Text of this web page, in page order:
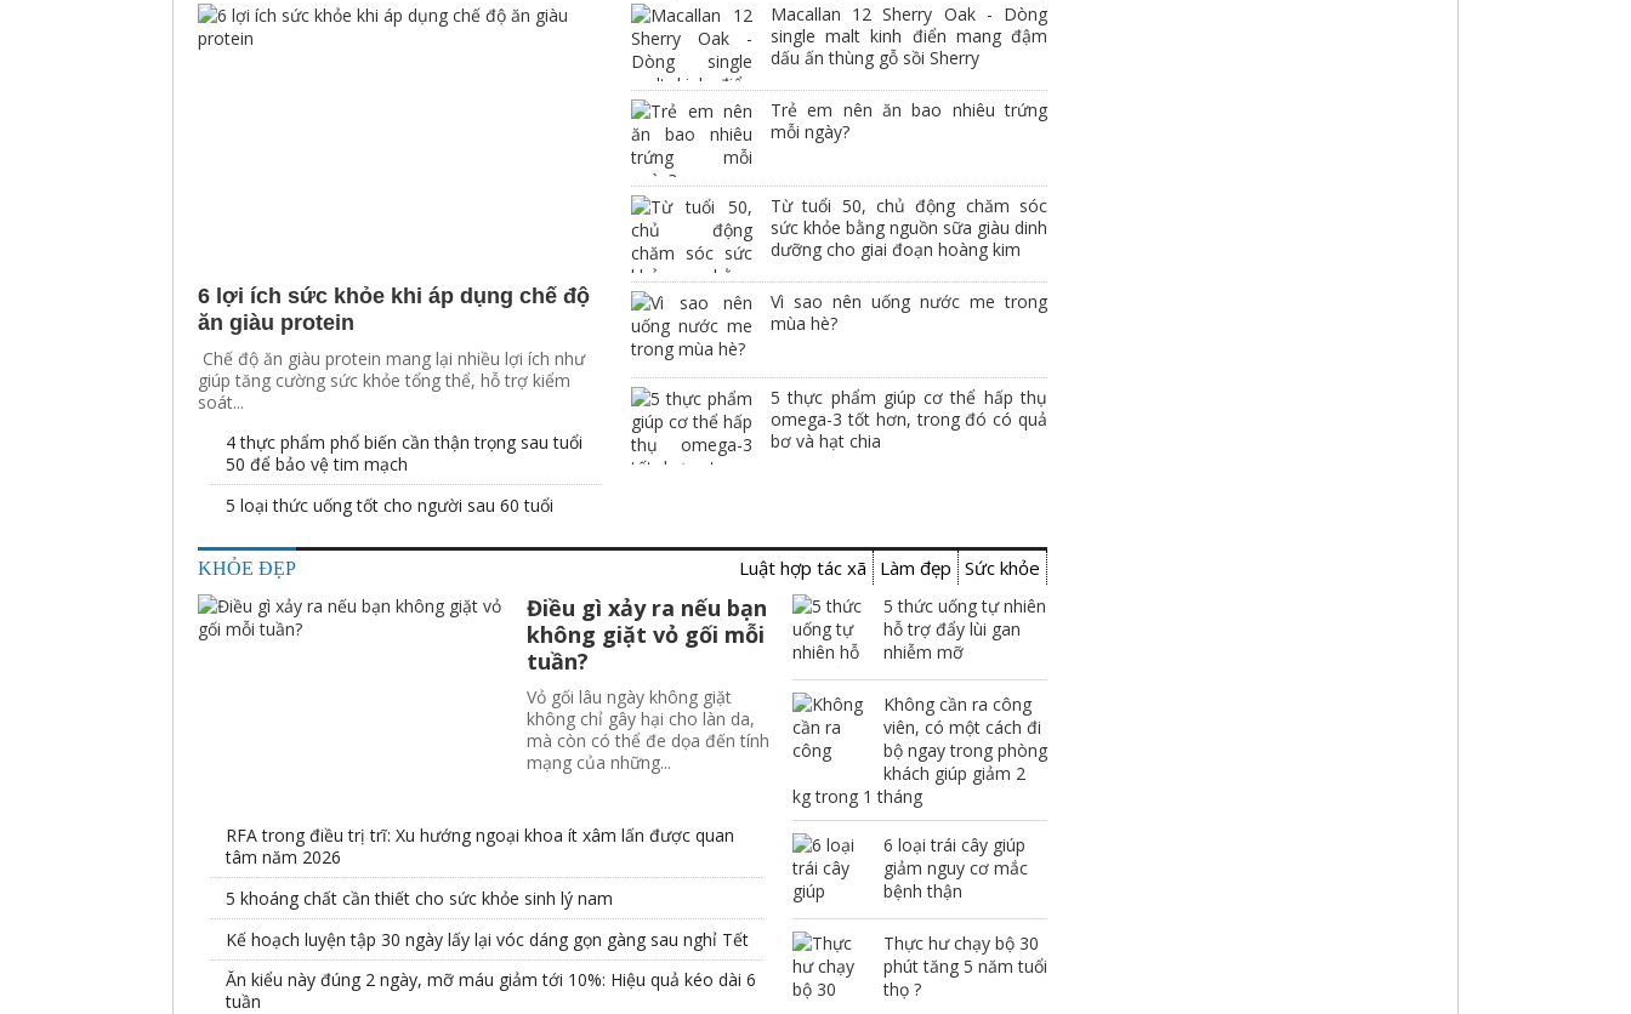
6 lợi ích sức khỏe khi áp dụng chế độ
ăn giàu protein
Chế độ ăn giàu protein mang lại nhiều lợi ích như
giúp tăng cường sức khỏe tổng thể, hỗ trợ kiểm
soát...
4 thực phẩm phổ biến cần thận trọng sau tuổi
50 để bảo vệ tim mạch
5 loại thức uống tốt cho người sau 60 tuổi
Macallan 12 Sherry Oak - Dòng
single malt kinh điển mang đậm
dấu ấn thùng gỗ sồi Sherry
Trẻ em nên ăn bao nhiêu trứng
mỗi ngày?
Từ tuổi 50, chủ động chăm sóc
sức khỏe bằng nguồn sữa giàu dinh
dưỡng cho giai đoạn hoàng kim
Vì sao nên uống nước me trong
mùa hè?
5 thực phẩm giúp cơ thể hấp thụ
omega-3 tốt hơn, trong đó có quả
bơ và hạt chia
KHỎE ĐẸP Sức khỏe
Làm đẹp
Luật hợp tác xã
Điều gì xảy ra nếu bạn
không giặt vỏ gối mỗi
tuần?
Vỏ gối lâu ngày không giặt
không chỉ gây hại cho làn da,
mà còn có thể đe dọa đến tính
mạng của những...
RFA trong điều trị trĩ: Xu hướng ngoại khoa ít xâm lấn được quan
tâm năm 2026
5 khoáng chất cần thiết cho sức khỏe sinh lý nam
Kế hoạch luyện tập 30 ngày lấy lại vóc dáng gọn gàng sau nghỉ Tết
Ăn kiểu này đúng 2 ngày, mỡ máu giảm tới 10%: Hiệu quả kéo dài 6
tuần
5 thức uống tự nhiên
hỗ trợ đẩy lùi gan
nhiễm mỡ
Không cần ra công
viên, có một cách đi
bộ ngay trong phòng
khách giúp giảm 2
kg trong 1 tháng
6 loại trái cây giúp
giảm nguy cơ mắc
bệnh thận
Thực hư chạy bộ 30
phút tăng 5 năm tuổi
thọ ?